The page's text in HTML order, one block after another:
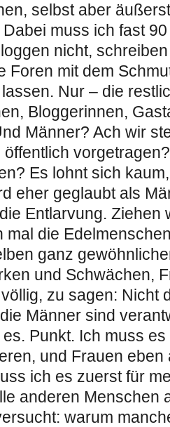
selbst aber
muss ich fast
nicht,
Foren mit dem
Nur – die
Bloggerinnen,
Männer? Ach wir
Es lohnt sich
eher geglaubt als
Entlarvung. Ziehen
mal die
ganz
und Schwächen,
zu sagen: Nicht
Männer sind
Punkt. Ich muss
und Frauen
ich es zuerst für
anderen Menschen
warum